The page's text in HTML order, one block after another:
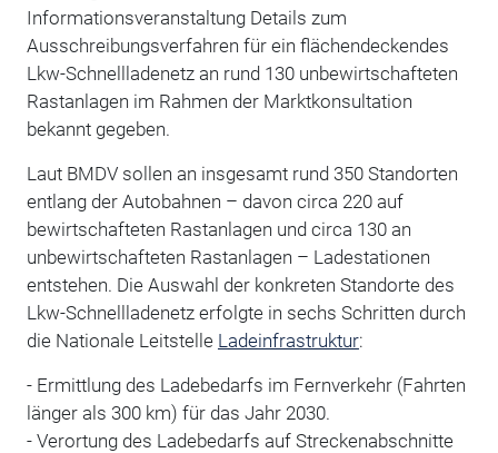
Informationsveranstaltung Details zum
Ausschreibungsverfahren für ein flächendeckendes
Lkw-Schnellladenetz an rund 130 unbewirtschafteten
Rastanlagen im Rahmen der Marktkonsultation
bekannt gegeben.
Laut BMDV sollen an insgesamt rund 350 Standorten
entlang der Autobahnen – davon circa 220 auf
bewirtschafteten Rastanlagen und circa 130 an
unbewirtschafteten Rastanlagen – Ladestationen
entstehen. Die Auswahl der konkreten Standorte des
Lkw-Schnellladenetz erfolgte in sechs Schritten durch
die Nationale Leitstelle Ladeinfrastruktur:
- Ermittlung des Ladebedarfs im Fernverkehr (Fahrten
länger als 300 km) für das Jahr 2030.
- Verortung des Ladebedarfs auf Streckenabschnitte